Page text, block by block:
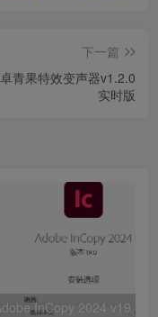
下一篇
青果特效变声器v1.2.0
实时版